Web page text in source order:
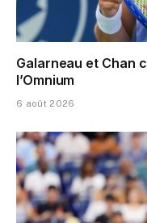
Galarneau et Chan
l’Omnium
6 août 2026